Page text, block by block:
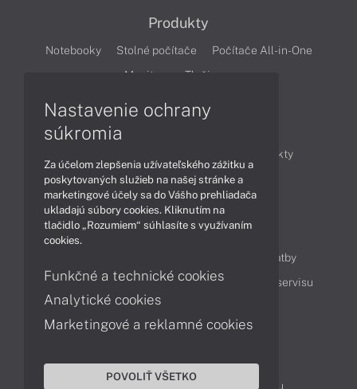
Produkty
Notebooky Stolné počítače
Počítače All-in-One
Monitory
Tlačiarne
Produkty
Technológie
Videá
Obsah
Možnosti doručenia a platby
Podpora a servis
Servisné služby Cenník servisu
Kontakty
043 4224 771
Obchodné oddelenie
Reklamácia tovaru
Nastavenie ochrany
súkromia
Za účelom zlepšenia užívateľského zážitku a
poskytovaných služieb na našej stránke a
marketingové účely sa do Vášho prehliadača
ukladajú súbory cookies. Kliknutím na
tlačidlo „Rozumiem“ súhlasíte s využívaním
cookies.
Funkčné a technické cookies
Analytické cookies
Marketingové a reklamné cookies
POVOLIŤ VŠETKO